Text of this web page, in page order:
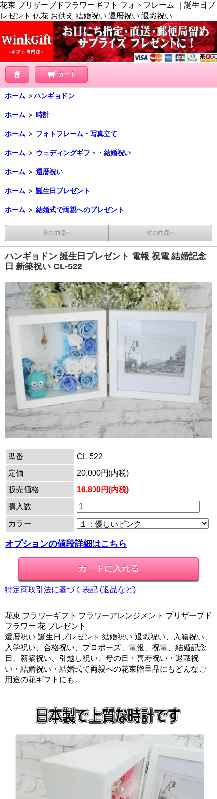
花束 プリザーブドフラワーギフト フォトフレーム ｜誕生日プ
レゼント 仏花 お供え 結婚祝い 還暦祝い 退職祝い
カート
ホーム ＞ハンギョドン
ホーム ＞ 時計
ホーム ＞ フォトフレーム・写真立て
ホーム ＞ ウェディングギフト・結婚祝い
ホーム ＞ 還暦祝い
ホーム ＞ 誕生日プレゼント
ホーム ＞ 結婚式で両親へのプレゼント
前の商品へ 次の商品へ
ハンギョドン 誕生日プレゼント 電報 祝電 結婚記念
日 新築祝い CL-522
型番
CL-522
定価
20,000円(内税)
販売価格
16,800円(内税)
購入数
カラー
オプションの値段詳細はこちら
特定商取引法に基づく表記 (返品など)
花束 フラワーギフト フラワーアレンジメント プリザーブド
フラワー 花 プレゼント
還暦祝い 誕生日プレゼント 結婚祝い 退職祝い、入籍祝い、
入学祝い、合格祝い、プロポーズ、電報、祝電、結婚記念
日、新築祝い、引越し祝い、母の日・喜寿祝い・退職祝
い・結婚祝い・結婚式で両親への花束贈呈品にもどんなご
用途の花ギフトにも。